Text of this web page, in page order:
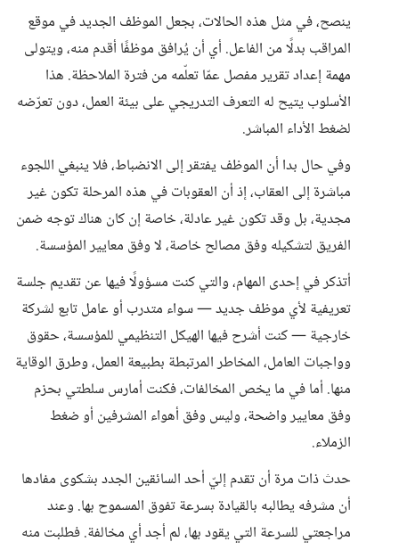
ينصح، في مثل هذه الحالات، بجعل الموظف الجديد في موقع
المراقب بدلًا من الفاعل. أي أن يُرافق موظفًا أقدم منه، ويتولى
مهمة إعداد تقرير مفصل عمّا تعلّمه من فترة الملاحظة. هذا
الأسلوب يتيح له التعرف التدريجي على بيئة العمل، دون تعرّضه
لضغط الأداء المباشر.
وفي حال بدا أن الموظف يفتقر إلى الانضباط، فلا ينبغي اللجوء
مباشرة إلى العقاب، إذ أن العقوبات في هذه المرحلة تكون غير
مجدية، بل وقد تكون غير عادلة، خاصة إن كان هناك توجه ضمن
الفريق لتشكيله وفق مصالح خاصة، لا وفق معايير المؤسسة.
أتذكر في إحدى المهام، والتي كنت مسؤولًا فيها عن تقديم جلسة
تعريفية لأي موظف جديد — سواء متدرب أو عامل تابع لشركة
خارجية — كنت أشرح فيها الهيكل التنظيمي للمؤسسة، حقوق
وواجبات العامل، المخاطر المرتبطة بطبيعة العمل، وطرق الوقاية
منها. أما في ما يخص المخالفات، فكنت أمارس سلطتي بحزم
وفق معايير واضحة، وليس وفق أهواء المشرفين أو ضغط
الزملاء.
حدث ذات مرة أن تقدم إليّ أحد السائقين الجدد بشكوى مفادها
أن مشرفه يطالبه بالقيادة بسرعة تفوق المسموح بها. وعند
مراجعتي للسرعة التي يقود بها، لم أجد أي مخالفة. فطلبت منه